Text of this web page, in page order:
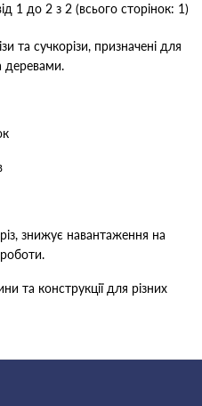
1 до 2 з 2 (всього сторінок: 1)
та сучкорізи, призначені для
деревами.
знижує навантаження на
та конструкції для різних